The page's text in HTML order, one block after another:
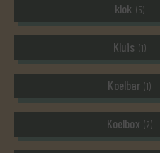
klok (5)
Kluis (1)
Koelbar (1)
Koelbox (2)